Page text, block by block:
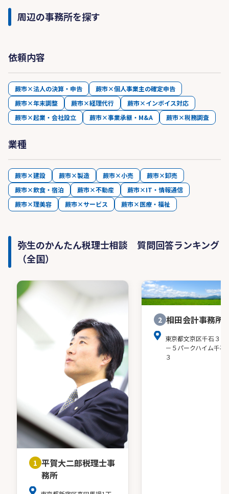
周辺の事務所を探す
依頼内容
蕨市×法人の決算・申告
蕨市×個人事業主の確定申告
蕨市×年末調整
蕨市×経理代行
蕨市×インボイス対応
蕨市×起業・会社設立
蕨市×事業承継・M&A 蕨市×税務調査
業種
蕨市×建設 蕨市×製造 蕨市×小売
蕨市×卸売
蕨市×飲食・宿泊
蕨市×不動産
蕨市×IT・情報通信
蕨市×理美容
蕨市×サービス 蕨市×医療・福祉
弥生のかんたん税理士相談 質問回答ランキング
（全国）
1 平賀大二郎税理士事
務所
2 相田会計事務所
東京都文京区千石３－
－５パークハイム千石
３